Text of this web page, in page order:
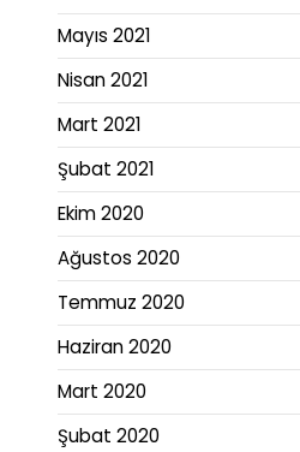
Mayıs 2021
Nisan 2021
Mart 2021
Şubat 2021
Ekim 2020
Ağustos 2020
Temmuz 2020
Haziran 2020
Mart 2020
Şubat 2020